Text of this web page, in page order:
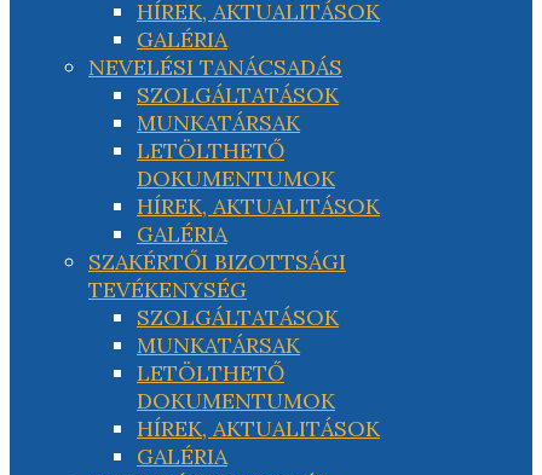
HÍREK, AKTUALITÁSOK
GALÉRIA
NEVELÉSI TANÁCSADÁS
SZOLGÁLTATÁSOK
MUNKATÁRSAK
LETÖLTHETŐ
DOKUMENTUMOK
HÍREK, AKTUALITÁSOK
GALÉRIA
SZAKÉRTŐI BIZOTTSÁGI
TEVÉKENYSÉG
SZOLGÁLTATÁSOK
MUNKATÁRSAK
LETÖLTHETŐ
DOKUMENTUMOK
HÍREK, AKTUALITÁSOK
GALÉRIA